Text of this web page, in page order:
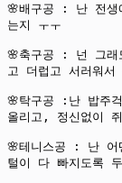
🌸배구공 : 난 전생
는지 ㅜㅜ
🌸축구공 : 넌 그래
고 더럽고 서러워
🌸탁구공 :난 밥주
올리고, 정신없이
🌸테니스공 : 난 어
털이 다 빠지도록